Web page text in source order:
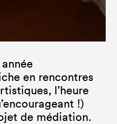
en rencontres
l’heure
!)
de médiation.